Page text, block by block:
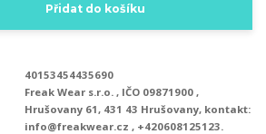
Přidat do košíku
40153454435690
Freak Wear s.r.o. , IČO 09871900 ,
Hrušovany 61, 431 43 Hrušovany, kontakt:
info@freakwear.cz , +420608125123.